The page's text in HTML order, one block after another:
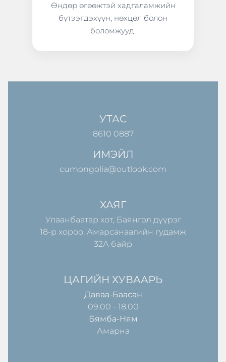
Өндөр өгөөжтэй хадгаламжийн
бүтээгдэхүүн, нөхцөл болон
боломжууд.
УТАС
8610 0887
ИМЭЙЛ
cumongolia@outlook.com
ХАЯГ
Улаанбаатар хот, Баянгол дүүрэг
18-р хороо, Амарсанаагийн гудамж
32А байр
ЦАГИЙН ХУВААРЬ
Даваа-Баасан
09.00 - 18.00
Бямба-Ням
Амарна